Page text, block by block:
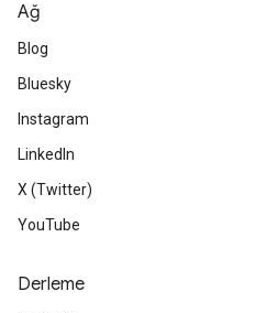
Ağ
Blog
Bluesky
Instagram
LinkedIn
X (Twitter)
YouTube
Derleme